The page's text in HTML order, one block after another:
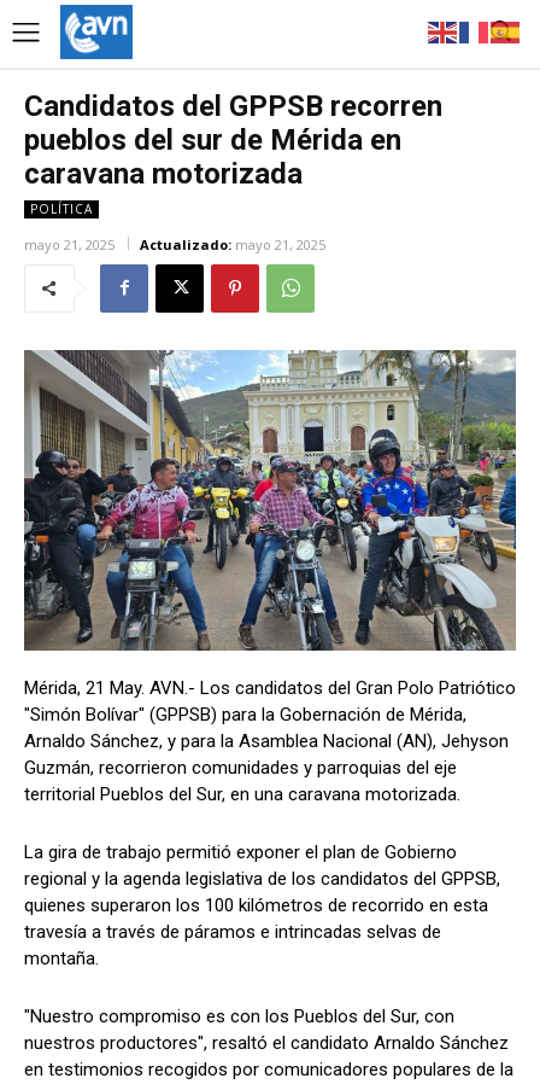
Candidatos del GPPSB recorren
pueblos del sur de Mérida en
caravana motorizada
POLÍTICA
mayo 21, 2025 Actualizado: mayo 21, 2025
Mérida, 21 May. AVN.- Los candidatos del Gran Polo Patriótico
"Simón Bolívar" (GPPSB) para la Gobernación de Mérida,
Arnaldo Sánchez, y para la Asamblea Nacional (AN), Jehyson
Guzmán, recorrieron comunidades y parroquias del eje
territorial Pueblos del Sur, en una caravana motorizada.
La gira de trabajo permitió exponer el plan de Gobierno
regional y la agenda legislativa de los candidatos del GPPSB,
quienes superaron los 100 kilómetros de recorrido en esta
travesía a través de páramos e intrincadas selvas de
montaña.
"Nuestro compromiso es con los Pueblos del Sur, con
nuestros productores", resaltó el candidato Arnaldo Sánchez
en testimonios recogidos por comunicadores populares de la